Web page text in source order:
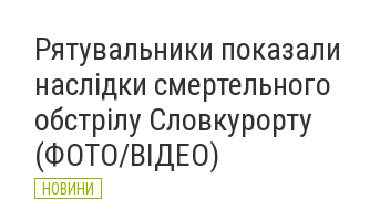
Рятувальники показали
наслідки смертельного
обстрілу Словкурорту
(ФОТО/ВІДЕО)
НОВИНИ